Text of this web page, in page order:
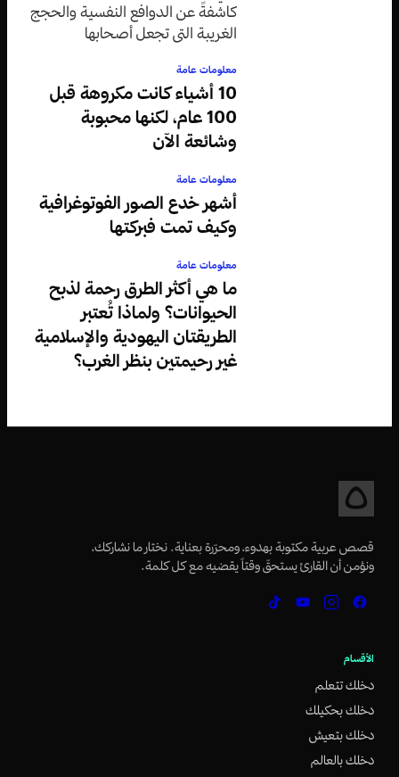
كاشفةً عن الدوافع النفسية والحجج
الغريبة التي تجعل أصحابها
العلمية الدامغة.
معلومات عامة
10 أشياء كانت مكروهة قبل
100 عام، لكنها محبوبة
وشائعة الآن
معلومات عامة
أشهر خدع الصور الفوتوغرافية
وكيف تمت فبركتها
معلومات عامة
ما هي أكثر الطرق رحمة لذبح
الحيوانات؟ ولماذا تُعتبر
الطريقتان اليهودية والإسلامية
غير رحيمتين بنظر الغرب؟
قصص عربية مكتوبة بهدوء، ومحرّرة بعناية. نختار ما نشاركك،
ونؤمن أن القارئ يستحقّ وقتاً يقضيه مع كل كلمة.
الأقسام
دخلك تتعلم
دخلك بحكيلك
دخلك بتعيش
دخلك بالعالم